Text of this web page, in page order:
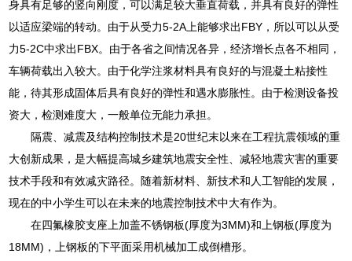
身具有足够的竖向刚度，可以满足较大垂直荷载，并具有良好的弹性
以适应梁端的转动。由于从受力5-2A上能够求出FBY，所以可以从受
力5-2C中求出FBX。由于各省之间情况各异，经济增长点各不相同，
车辆荷载出入较大。由于化学注浆材料具有良好的与混凝土粘接性
能，待其形成固体后具有良好的弹性和遇水膨胀性。由于检测设备投
资大，检测难度大，一般单位无能力承担。
隔震、减震及结构控制技术是20世纪末以来在工程抗震领域的重
大创新成果，是大幅提高城乡建筑地震安全性、减轻地震灾害的重要
技术手段和有效减灾路径。随着新材料、新技术和人工智能的发展，
现在的中小学生可以在未来的地震控制技术中大有作为。
在四氟橡胶支座上加盖不锈钢板(厚度为3MM)和上钢板(厚度为
18MM)，上钢板的下平面采用机械加工成倒槽形。